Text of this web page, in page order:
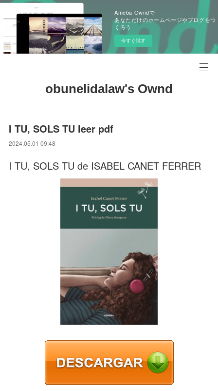
Ameba Owndで
あなただけのホームページやブログをつ
くろう
今すぐ試す
obunelidalaw's Ownd
I TU, SOLS TU leer pdf
2024.05.01 09:48
I TU, SOLS TU de ISABEL CANET FERRER